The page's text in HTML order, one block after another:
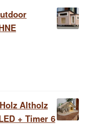
Altholz
+ Timer 6